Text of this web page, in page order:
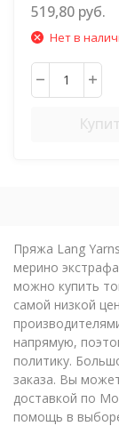
519,80 руб.
Нет в
Пряжа Lang
мерино
можно купить
самой низкой
напрямую,
политику.
заказа. Вы
доставкой по
помощь в